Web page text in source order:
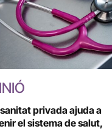
privada ajuda a
el sistema de salut,